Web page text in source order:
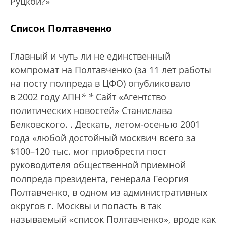
Список Полтавченко
Главный и чуть ли не единственный
компромат на Полтавченко (за 11 лет работы
на посту полпреда в ЦФО) опубликовало
в 2002 году АПН* * Сайт «Агентство
политических новостей» Станислава
Белковского. . Дескать, летом-осенью 2001
года «любой достойный москвич всего за
$100–120 тыс. мог приобрести пост
руководителя общественной приемной
полпреда президента, генерала Георгия
Полтавченко, в одном из административных
округов г. Москвы и попасть в так
называемый «список Полтавченко», вроде как